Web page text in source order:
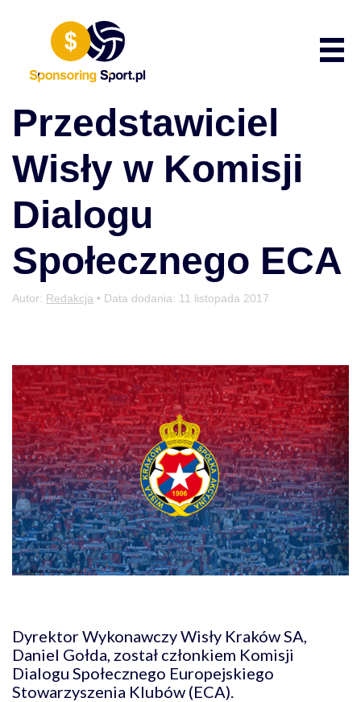
Przedstawiciel
Wisły w Komisji
Dialogu
Społecznego ECA
Autor: Redakcja • Data dodania: 11 listopada 2017
Dyrektor Wykonawczy Wisły Kraków SA,
Daniel Gołda, został członkiem Komisji
Dialogu Społecznego Europejskiego
Stowarzyszenia Klubów (ECA).